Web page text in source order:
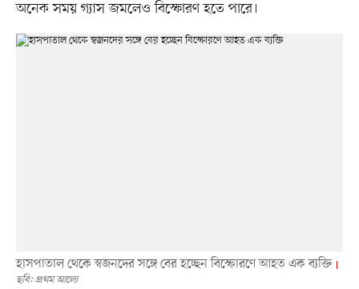
অনেক সময় গ্যাস জমলেও বিস্ফোরণ হতে পারে।
হাসপাতাল থেকে স্বজনদের সঙ্গে বের হচ্ছেন বিস্ফোরণে আহত এক ব্যক্তি
ছবি: প্রথম আলো